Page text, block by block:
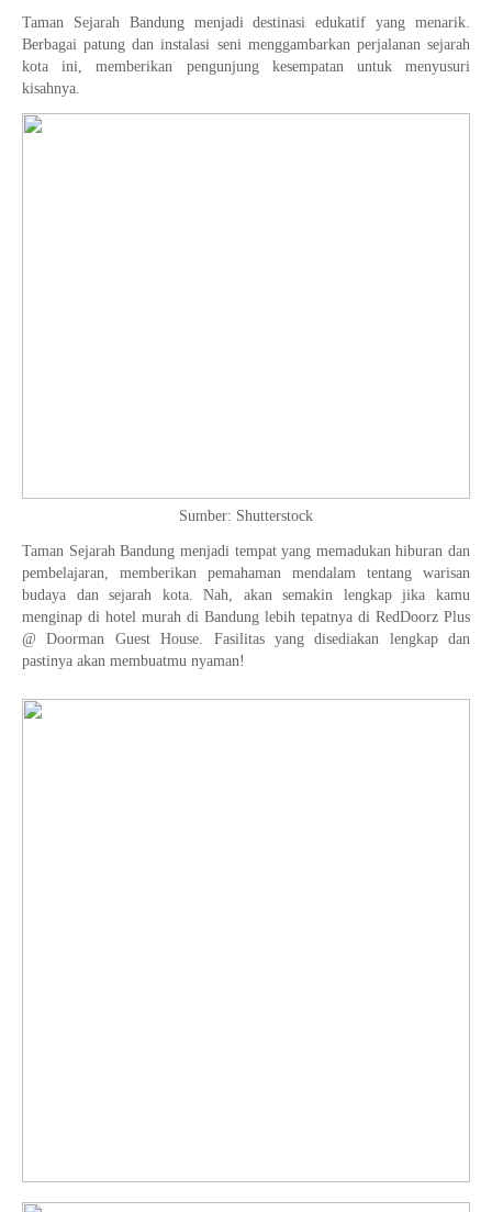
Taman Sejarah Bandung menjadi destinasi edukatif yang menarik.
Berbagai patung dan instalasi seni menggambarkan perjalanan sejarah
kota ini, memberikan pengunjung kesempatan untuk menyusuri
kisahnya.
Sumber: Shutterstock
Taman Sejarah Bandung menjadi tempat yang memadukan hiburan dan
pembelajaran, memberikan pemahaman mendalam tentang warisan
budaya dan sejarah kota. Nah, akan semakin lengkap jika kamu
menginap di hotel murah di Bandung lebih tepatnya di RedDoorz Plus
@ Doorman Guest House. Fasilitas yang disediakan lengkap dan
pastinya akan membuatmu nyaman!